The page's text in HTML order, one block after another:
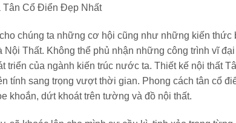
Tân Cổ Điển Đẹp Nhất
chúng ta những cơ hội cũng như những kiến
Thất. Không thể phủ nhận những công trình vĩ
của ngành kiến trúc nước ta. Thiết kế nội thất
tính sang trọng vượt thời gian. Phong cách tân cổ
khoắn, dứt khoát trên tường và đồ nội thất.